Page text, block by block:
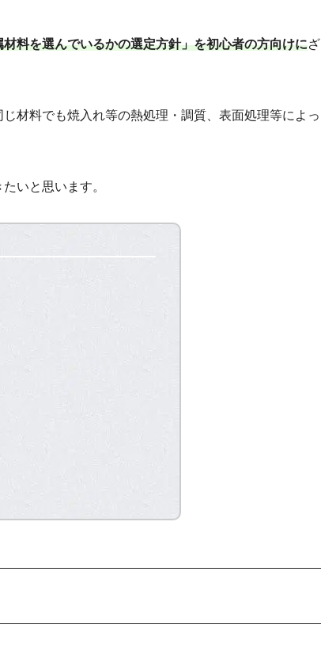
料を選んでいるかの選定方針」を初心者の方向けにざ
材料でも焼入れ等の熱処理・調質、表面処理等によっ
いと思います。